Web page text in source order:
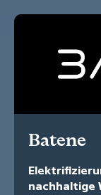
Batene
nachhaltige